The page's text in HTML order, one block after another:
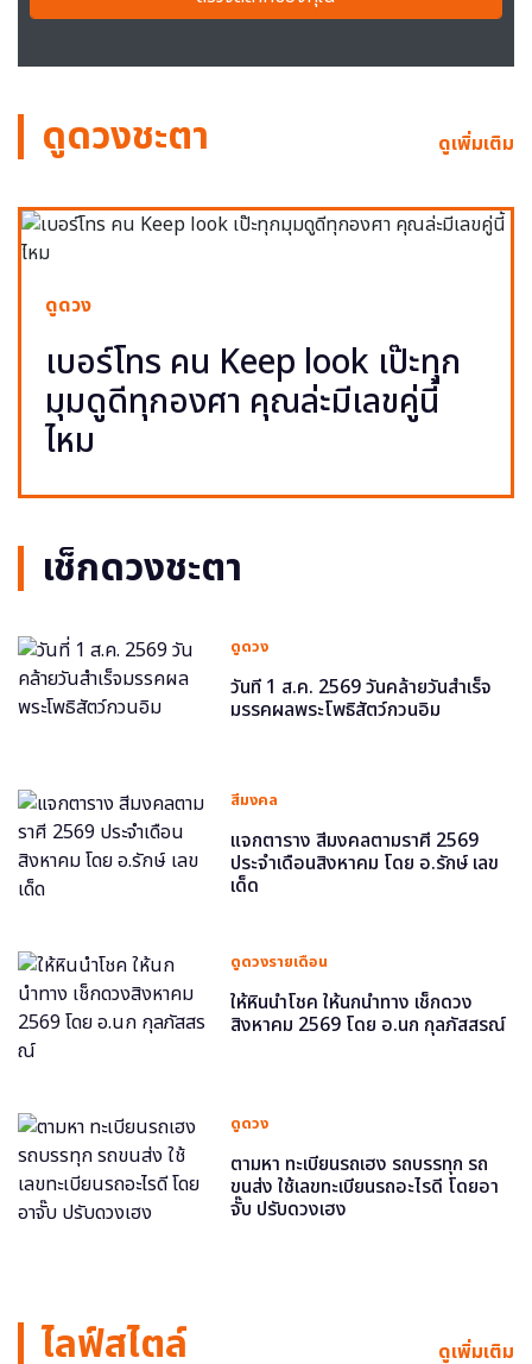
ดูดวงชะตา ดูเพิ่มเติม
ดูดวง
เบอร์โทร คน Keep look เป๊ะทุก
มุมดูดีทุกองศา คุณล่ะมีเลขคู่นี้
ไหม
เช็กดวงชะตา
ดูดวง
วันที่ 1 ส.ค. 2569 วันคล้ายวันสำเร็จ
มรรคผลพระโพธิสัตว์กวนอิม
สีมงคล
แจกตาราง สีมงคลตามราศี 2569
ประจำเดือนสิงหาคม โดย อ.รักษ์ เลข
เด็ด
ดูดวงรายเดือน
ให้หินนำโชค ให้นกนำทาง เช็กดวง
สิงหาคม 2569 โดย อ.นก กุลภัสสรณ์
ดูดวง
ตามหา ทะเบียนรถเฮง รถบรรทุก รถ
ขนส่ง ใช้เลขทะเบียนรถอะไรดี โดยอา
จั๊บ ปรับดวงเฮง
ไลฟ์สไตล์ ดูเพิ่มเติม